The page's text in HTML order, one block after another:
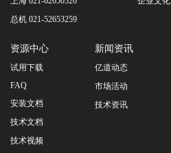
总机 021-52653259
资源中心
试用下载
FAQ
安装文档
技术文档
技术视频
新闻资讯
亿道动态
市场活动
技术资讯